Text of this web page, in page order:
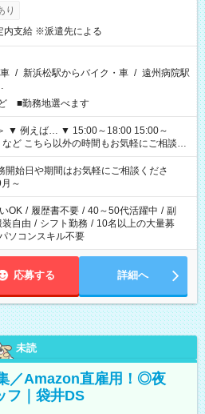
り
内支給 ※派遣先による
/ 新浜松駅からバイク・車 / 遠州病院駅
■勤務地選べます
にご相談く
始日や期間はお気軽にご相談くださ
～
OK / 履歴書不要 / 40～50代活躍中 / 副
装自由 / シフト勤務 / 10名以上の大量募
ソコンスキル不要
応募する 詳細へ
未読
／Amazon直雇用！◎夜
フ｜袋井DS